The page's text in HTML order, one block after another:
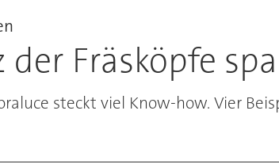
der Fräsköpfe
steckt viel Know-how. Vier